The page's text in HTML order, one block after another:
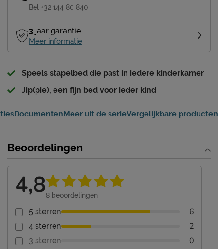
Bel +32 144 80 840
3 jaar garantie
Meer informatie
Speels stapelbed die past in iedere kinderkamer
Jip(pie), een fijn bed voor ieder kind
DocumentenMeer uit de serieVergelijkbare producten
Beoordelingen
4,88 beoordelingen
5 sterren 6
4 sterren 2
3 sterren 0